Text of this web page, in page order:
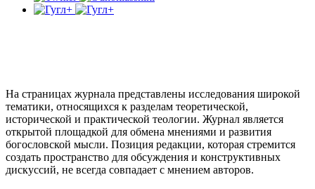
На страницах журнала представлены исследования широкой
тематики, относящихся к разделам теоретической,
исторической и практической теологии. Журнал является
открытой площадкой для обмена мнениями и развития
богословской мысли. Позиция редакции, которая стремится
создать пространство для обсуждения и конструктивных
дискуссий, не всегда совпадает с мнением авторов.